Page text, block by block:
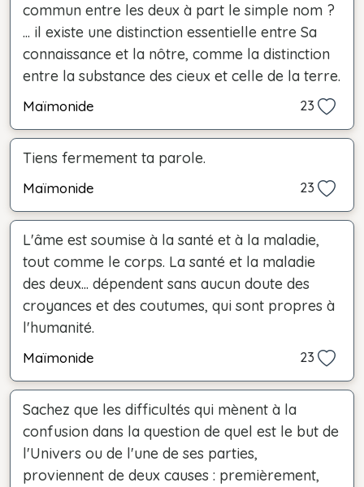
commun entre les deux à part le simple nom ?
... il existe une distinction essentielle entre Sa
connaissance et la nôtre, comme la distinction
entre la substance des cieux et celle de la terre.
Maïmonide 23
Tiens fermement ta parole.
Maïmonide 23
L'âme est soumise à la santé et à la maladie,
tout comme le corps. La santé et la maladie
des deux... dépendent sans aucun doute des
croyances et des coutumes, qui sont propres à
l'humanité.
Maïmonide 23
Sachez que les difficultés qui mènent à la
confusion dans la question de quel est le but de
l'Univers ou de l'une de ses parties,
proviennent de deux causes : premièrement,